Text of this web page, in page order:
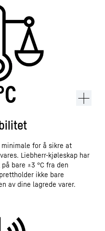
for å sikre at
Liebherr-kjøleskap har
bare ±3 °C fra den
ikke bare
av dine lagrede varer.